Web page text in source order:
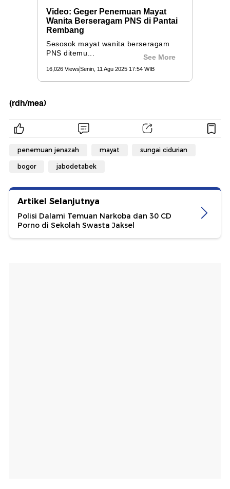
(rdh/mea)
penemuan jenazah mayat sungai cidurian
bogor jabodetabek
Artikel Selanjutnya
Polisi Dalami Temuan Narkoba dan 30 CD
Porno di Sekolah Swasta Jaksel